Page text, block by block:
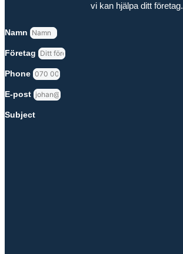
vi kan hjälpa ditt företag.
Namn
Företag
Phone
E-post
Subject